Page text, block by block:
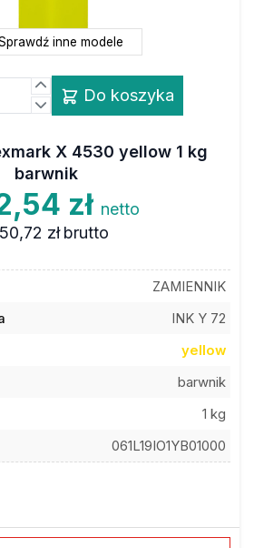
inne modele
Do koszyka
X 4530 yellow 1 kg
barwnik
zł netto
zł brutto
ZAMIENNIK
INK Y 72
yellow
barwnik
1 kg
061L19IO1YB01000